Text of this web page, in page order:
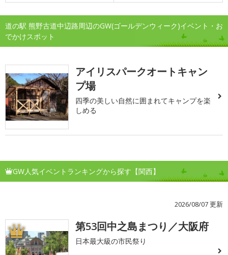
道の駅 熊野古道中辺路周辺のGW(ゴールデンウィーク)イベント・お
でかけスポット
アイリスパークオートキャン
プ場
四季の美しい自然に囲まれてキャンプを楽
しめる
GW人気イベントランキングから探す【関西】
2026/08/07 更新
1 第53回中之島まつり／大阪府
日本最大級の市民祭り